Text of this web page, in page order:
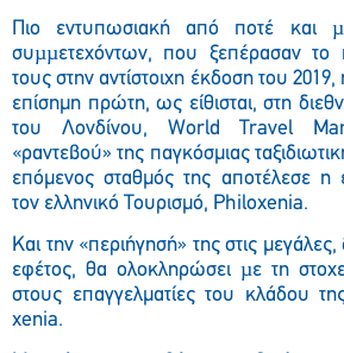
Πιο εντυπωσιακή από ποτέ και
συµµετεχόντων, που ξεπέρασαν το
τους στην αντίστοιχη έκδοση του
επίσημη πρώτη, ως είθισται, στη
του Λονδίνου, World Travel
«ραντεβού» της παγκόσμιας
επόμενος σταθμός της αποτέλεσε η
τον ελληνικό Τουρισμό, Philoxenia.
Και την «περιήγησή» της στις μεγάλες,
εφέτος, θα ολοκληρώσει µε τη
στους επαγγελματίες του κλάδου
xenia.